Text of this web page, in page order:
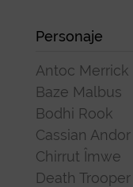
Personaje
Antoc Merrick
Baze Malbus
Bodhi Rook
Cassian Andor
Chirrut Îmwe
Death Trooper